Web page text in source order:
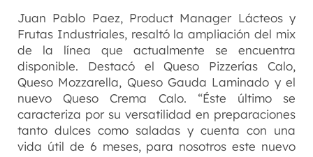
Juan Pablo Paez, Product Manager Lácteos y
Frutas Industriales, resaltó la ampliación del mix
de la línea que actualmente se encuentra
disponible. Destacó el Queso Pizzerías Calo,
Queso Mozzarella, Queso Gauda Laminado y el
nuevo Queso Crema Calo. “Éste último se
caracteriza por su versatilidad en preparaciones
tanto dulces como saladas y cuenta con una
vida útil de 6 meses, para nosotros este nuevo